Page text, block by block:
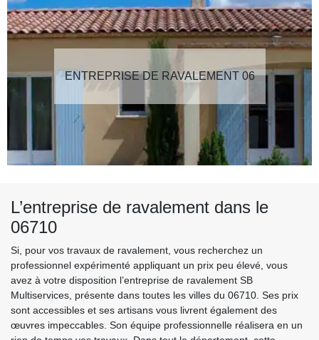
ENTREPRISE DE RAVALEMENT 06
L’entreprise de ravalement dans le
06710
Si, pour vos travaux de ravalement, vous recherchez un
professionnel expérimenté appliquant un prix peu élevé, vous
avez à votre disposition l’entreprise de ravalement SB
Multiservices, présente dans toutes les villes du 06710. Ses prix
sont accessibles et ses artisans vous livrent également des
œuvres impeccables. Son équipe professionnelle réalisera en un